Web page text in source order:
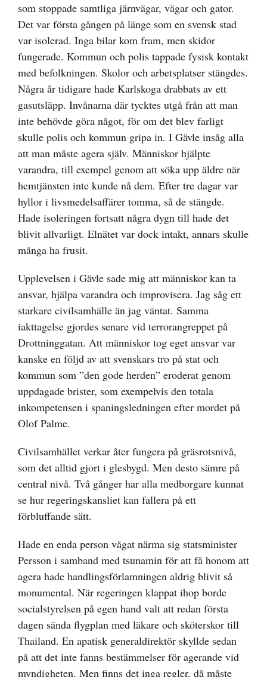
som stoppade samtliga järnvägar, vägar och gator.
Det var första gången på länge som en svensk stad
var isolerad. Inga bilar kom fram, men skidor
fungerade. Kommun och polis tappade fysisk kontakt
med befolkningen. Skolor och arbetsplatser stängdes.
Några år tidigare hade Karlskoga drabbats av ett
gasutsläpp. Invånarna där tycktes utgå från att man
inte behövde göra något, för om det blev farligt
skulle polis och kommun gripa in. I Gävle insåg alla
att man måste agera själv. Människor hjälpte
varandra, till exempel genom att söka upp äldre när
hemtjänsten inte kunde nå dem. Efter tre dagar var
hyllor i livsmedelsaffärer tomma, så de stängde.
Hade isoleringen fortsatt några dygn till hade det
blivit allvarligt. Elnätet var dock intakt, annars skulle
många ha frusit.
Upplevelsen i Gävle sade mig att människor kan ta
ansvar, hjälpa varandra och improvisera. Jag såg ett
starkare civilsamhälle än jag väntat. Samma
iakttagelse gjordes senare vid terrorangreppet på
Drottninggatan. Att människor tog eget ansvar var
kanske en följd av att svenskars tro på stat och
kommun som ”den gode herden” eroderat genom
uppdagade brister, som exempelvis den totala
inkompetensen i spaningsledningen efter mordet på
Olof Palme.
Civilsamhället verkar åter fungera på gräsrotsnivå,
som det alltid gjort i glesbygd. Men desto sämre på
central nivå. Två gånger har alla medborgare kunnat
se hur regeringskansliet kan fallera på ett
förbluffande sätt.
Hade en enda person vågat närma sig statsminister
Persson i samband med tsunamin för att få honom att
agera hade handlingsförlamningen aldrig blivit så
monumental. När regeringen klappat ihop borde
socialstyrelsen på egen hand valt att redan första
dagen sända flygplan med läkare och sköterskor till
Thailand. En apatisk generaldirektör skyllde sedan
på att det inte fanns bestämmelser för agerande vid
myndigheten. Men finns det inga regler, då måste